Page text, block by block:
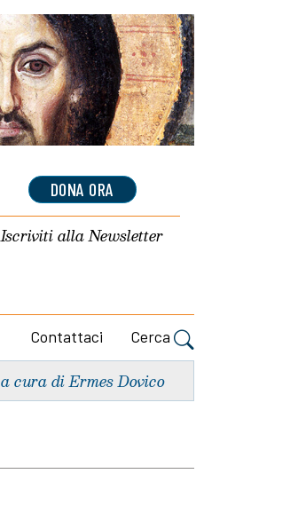
DONA ORA
Iscriviti allaNewsletter
Contattaci Cerca
a cura di Ermes Dovico